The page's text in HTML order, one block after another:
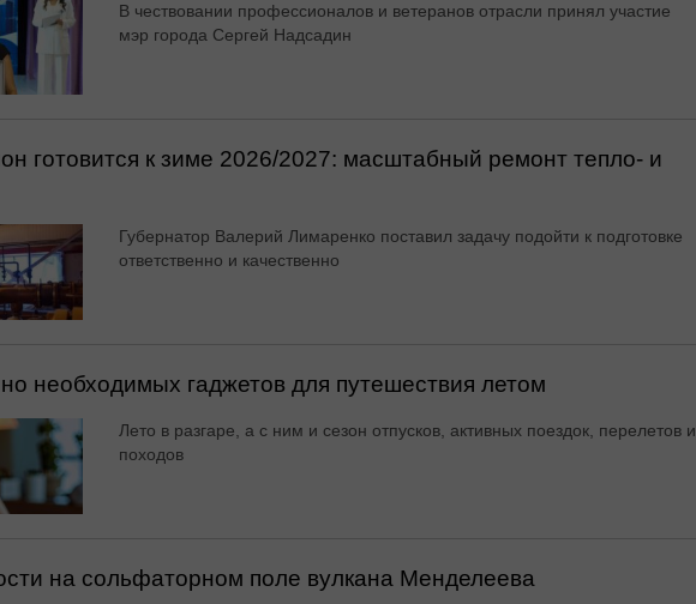
В чествовании профессионалов и ветеранов отрасли принял участие
мэр города Сергей Надсадин
готовится к зиме 2026/2027: масштабный ремонт тепло- и
Губернатор Валерий Лимаренко поставил задачу подойти к подготовке
ответственно и качественно
необходимых гаджетов для путешествия летом
Лето в разгаре, а с ним и сезон отпусков, активных поездок, перелетов и
походов
на сольфаторном поле вулкана Менделеева